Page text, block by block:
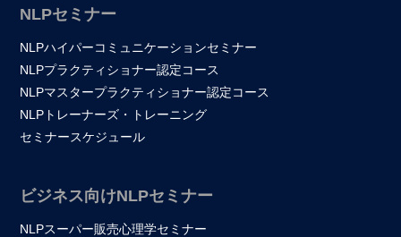
NLPセミナー
NLPハイパーコミュニケーションセミナー
NLPプラクティショナー認定コース
NLPマスタープラクティショナー認定コース
NLPトレーナーズ・トレーニング
セミナースケジュール
ビジネス向けNLPセミナー
NLPスーパー販売心理学セミナー